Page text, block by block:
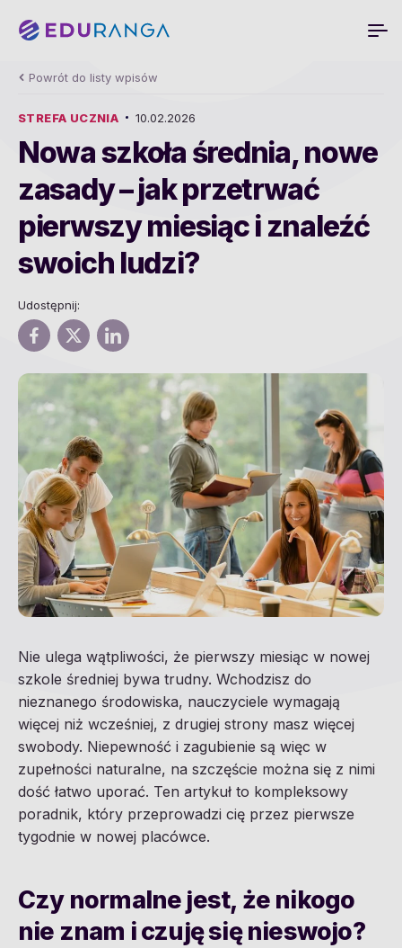
Powrót do listy wpisów
STREFA UCZNIA 10.02.2026
Nowa szkoła średnia, nowe
zasady – jak przetrwać
pierwszy miesiąc i znaleźć
swoich ludzi?
Udostępnij:
Nie ulega wątpliwości, że pierwszy miesiąc w nowej
szkole średniej bywa trudny. Wchodzisz do
nieznanego środowiska, nauczyciele wymagają
więcej niż wcześniej, z drugiej strony masz więcej
swobody. Niepewność i zagubienie są więc w
zupełności naturalne, na szczęście można się z nimi
dość łatwo uporać. Ten artykuł to kompleksowy
poradnik, który przeprowadzi cię przez pierwsze
tygodnie w nowej placówce.
Czy normalne jest, że nikogo
nie znam i czuję się nieswojo?